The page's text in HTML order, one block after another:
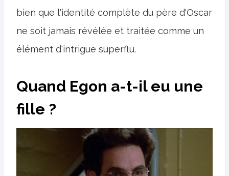
bien que l'identité complète du père d'Oscar
ne soit jamais révélée et traitée comme un
élément d'intrigue superflu.
Quand Egon a-t-il eu une
fille ?